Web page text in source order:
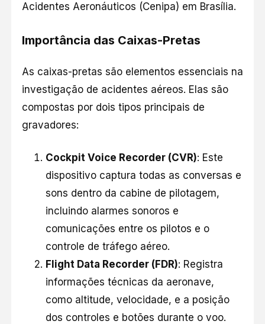
Acidentes Aeronáuticos (Cenipa) em Brasília.
Importância das Caixas-Pretas
As caixas-pretas são elementos essenciais na
investigação de acidentes aéreos. Elas são
compostas por dois tipos principais de
gravadores:
Cockpit Voice Recorder (CVR): Este
dispositivo captura todas as conversas e
sons dentro da cabine de pilotagem,
incluindo alarmes sonoros e
comunicações entre os pilotos e o
controle de tráfego aéreo.
Flight Data Recorder (FDR): Registra
informações técnicas da aeronave,
como altitude, velocidade, e a posição
dos controles e botões durante o voo.